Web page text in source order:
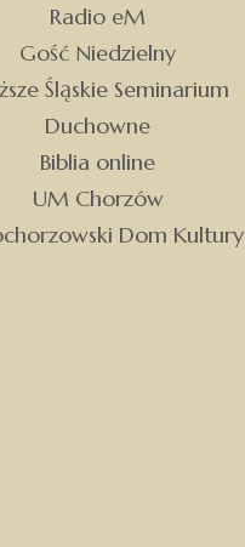
Radio eM
Gość Niedzielny
Śląskie Seminarium
Duchowne
Biblia online
UM Chorzów
Dom Kultury